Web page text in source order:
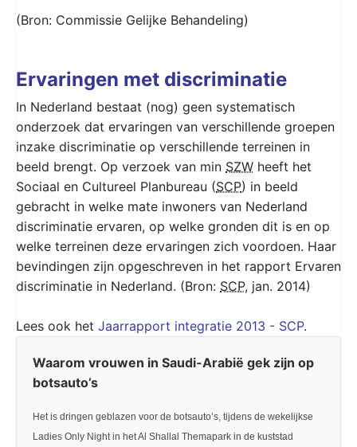
(Bron: Commissie Gelijke Behandeling)
Ervaringen met discriminatie
In Nederland bestaat (nog) geen systematisch
onderzoek dat ervaringen van verschillende groepen
inzake discriminatie op verschillende terreinen in
beeld brengt. Op verzoek van min SZW heeft het
Sociaal en Cultureel Planbureau (SCP) in beeld
gebracht in welke mate inwoners van Nederland
discriminatie ervaren, op welke gronden dit is en op
welke terreinen deze ervaringen zich voordoen. Haar
bevindingen zijn opgeschreven in het rapport Ervaren
discriminatie in Nederland. (Bron: SCP, jan. 2014)
Lees ook het Jaarrapport integratie 2013 - SCP.
Waarom vrouwen in Saudi-Arabië gek zijn op
botsauto’s
Het is dringen geblazen voor de botsauto’s, tijdens de wekelijkse
Ladies Only Night in het Al Shallal Themapark in de kuststad